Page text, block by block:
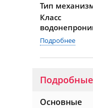
Тип
Класс
Подробнее
Подробные
Основные